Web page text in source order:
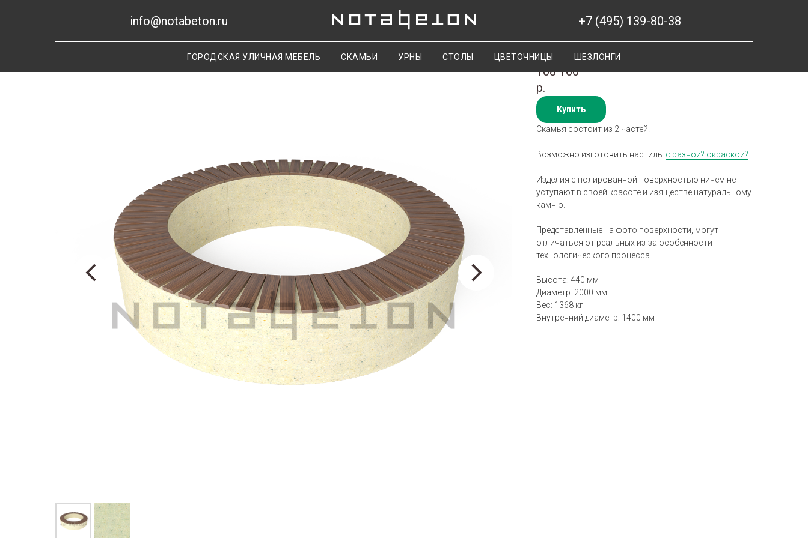
info@notabeton.ru +7 (495) 139-80-38
ГОРОДСКАЯ УЛИЧНАЯ МЕБЕЛЬ СКАМЬИ УРНЫ СТОЛЫ ЦВЕТОЧНИЦЫ ШЕЗЛОНГИ
Скамья Кольцо Мраморит
108 160
р.
Купить
Скамья состоит из 2 частей.
Возможно изготовить настилы с разнои? окраскои?
Изделия с полированной поверхностью ничем не
уступают в своей красоте и изяществе натуральному
камню.
Представленные на фото поверхности, могут
отличаться от реальных из-за особенности
технологического процесса.
Высота: 440 мм
Диаметр: 2000 мм
Вес: 1368 кг
Внутренний диаметр: 1400 мм